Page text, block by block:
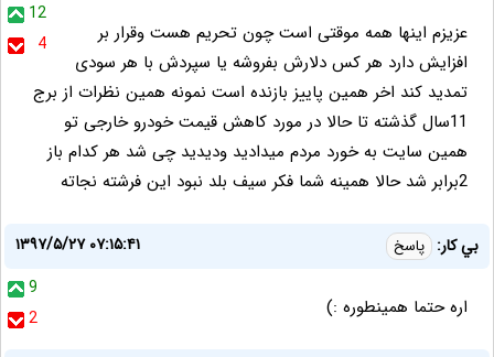
12
4
عزیزم اینها همه موقتی است چون تحریم هست وقرار بر
افزایش دارد هر کس دلارش بفروشه یا سپردش با هر سودی
تمدید کند اخر همین پاییز بازنده است نمونه همین نظرات از برج
11سال گذشته تا حالا در مورد کاهش قیمت خودرو خارجی تو
همین سایت به خورد مردم میدادید ودیدید چی شد هر کدام باز
2برابر شد حالا همینه شما فکر سیف بلد نبود این فرشته نجاته
بي كار: پاسخ
۱۳۹۷/۵/۲۷ ۰۷:۱۵:۴۱
9
2
اره حتما همينطوره :)